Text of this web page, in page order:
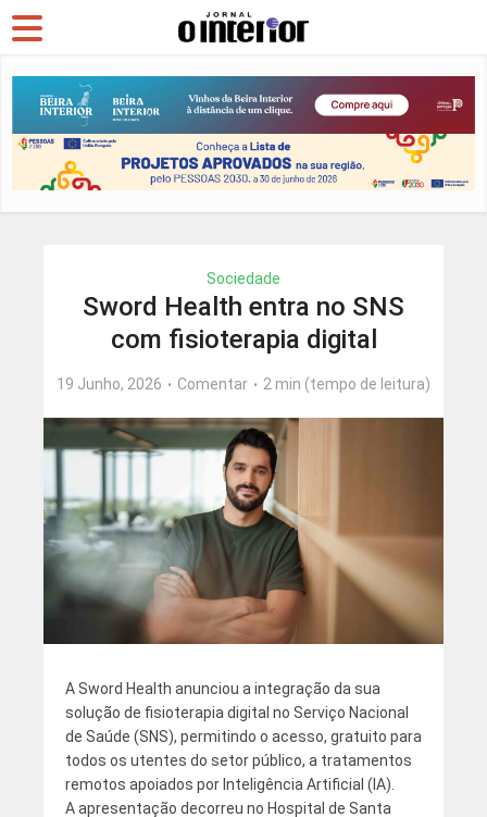
Sociedade
Sword Health entra no SNS
com fisioterapia digital
19 Junho, 2026 Comentar 2 min (tempo de leitura)
A Sword Health anunciou a integração da sua
solução de fisioterapia digital no Serviço Nacional
de Saúde (SNS), permitindo o acesso, gratuito para
todos os utentes do setor público, a tratamentos
remotos apoiados por Inteligência Artificial (IA).
A apresentação decorreu no Hospital de Santa